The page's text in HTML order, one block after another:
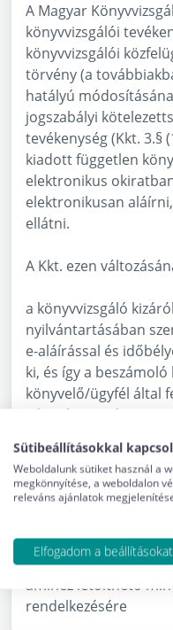
A Magyar
könyvvizsgálói
könyvvizsgálói
törvény (a
hatályú
jogszabályi
tevékenység (Kkt. 3.§
kiadott független
elektronikus
elektronikusan
ellátni.
A Kkt. ezen
a könyvvizsgáló
nyilvántartásában
e-aláírással és
ki, és így a
könyvelő/ügyfél által
jelentés szintén ez
PDF formátumú
továbbiakban nincs
ha az ügyfél
alapú jelentést kér,
jelentést a
amihez letölthető
rendelkezésére
Sütibeállításokkal
Weboldalunk sütiket használ a
megkönnyítése, a weboldalon
releváns ajánlatok
Elfogadom a beállításokat